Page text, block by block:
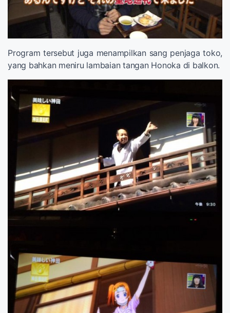
Program tersebut juga menampilkan sang penjaga toko,
yang bahkan meniru lambaian tangan Honoka di balkon.